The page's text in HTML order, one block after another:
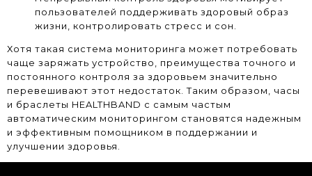
пользователей поддерживать здоровый образ
жизни, контролировать стресс и сон.
Хотя такая система мониторинга может потребовать
чаще заряжать устройство, преимущества точного и
постоянного контроля за здоровьем значительно
перевешивают этот недостаток. Таким образом, часы
и браслеты HEALTHBAND с самым частым
автоматическим мониторингом становятся надежным
и эффективным помощником в поддержании и
улучшении здоровья.